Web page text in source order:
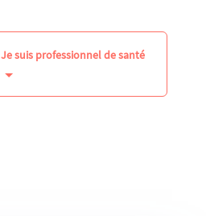
Je suis professionnel de santé